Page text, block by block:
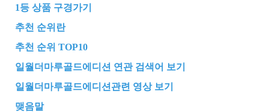
1등 상품 구경가기
추천 순위란
추천 순위 TOP10
일월더마루골드에디션 연관 검색어 보기
일월더마루골드에디션관련 영상 보기
맺음말